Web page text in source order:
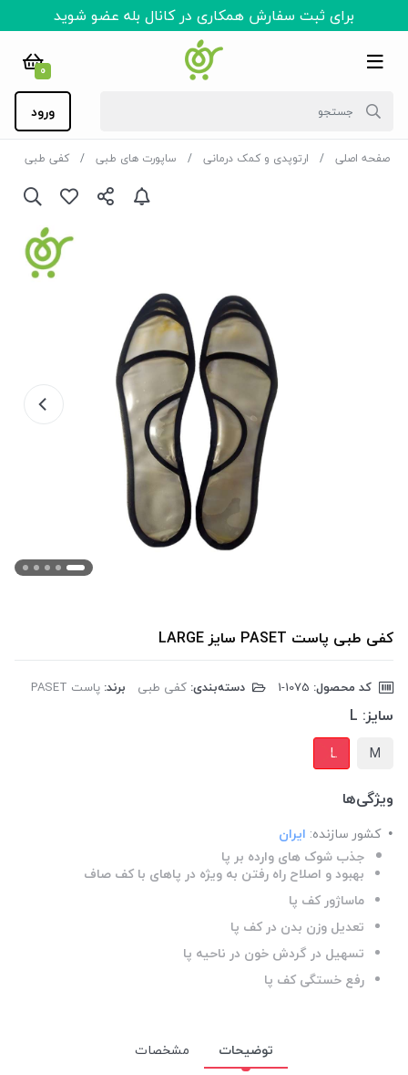
برای ثبت سفارش همکاری در کانال بله عضو شوید
0
ورود
صفحه اصلی ارتوپدی و کمک درمانی ساپورت های طبی کفی طبی
کفی طبی پاست PASET سایز LARGE
کد محصول: دسته‌بندی: کفی طبی برند: پاست PASET
سایز: L
M
L
ویژگی‌ها
کشور سازنده: ایران
جذب شوک های وارده بر پا
بهبود و اصلاح راه رفتن به ویژه در پاهای با کف صاف
ماساژور کف پا
تعدیل وزن بدن در کف پا
تسهیل در گردش خون در ناحیه پا
رفع خستگی کف پا
توضیحات مشخصات